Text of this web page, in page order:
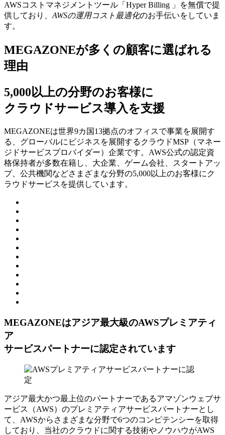
AWSコストマネジメントツール「Hyper Billing 」を無償で提
供しており、 AWSの運⽤コスト最適化のお⼿伝いをしていま
す。
MEGAZONEが多くの顧客に選ばれる
理由
5,000以上の分野のお客様に
クラウドサービス導入を支援
MEGAZONEは世界9カ国13拠点のオフィスで事業を展開す
る、グローバルにビジネスを展開するクラウドMSP（マネー
ジドサービスプロバイダー）企業です。AWS公式の認定資
格保持者が多数在籍し、⼤企業、ゲーム会社、スタートアッ
プ、公共機関などさまざまな分野の5,000以上のお客様にク
ラウドサービスを提供しています。
MEGAZONEはアジア最⼤級のAWSプレミアティ
ア
サービスパートナーに認定されています
アジア最大かつ最上位のパートナーであるアマゾンウェブサ
ービス（AWS）のプレミアティアサービスパートナーとし
て、AWSからさまざまな分野で6つのコンピテンシーを取得
しており、当社のクラウドに関する技術やノウハウがAWS